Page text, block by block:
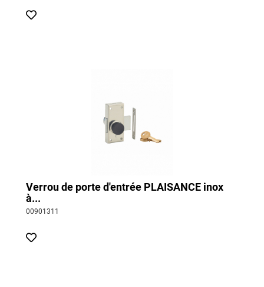
Verrou de porte d'entrée PLAISANCE inox
à...
00901311